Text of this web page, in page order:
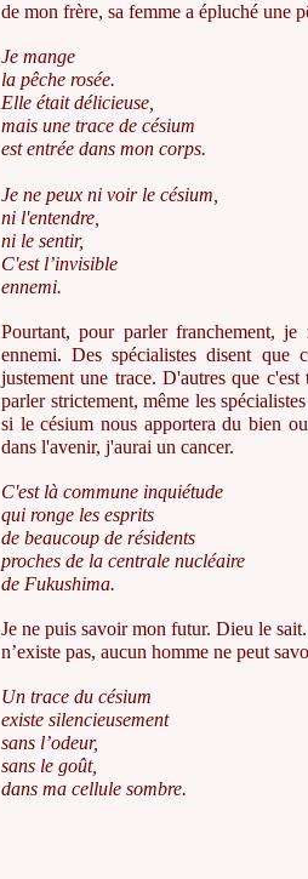
de mon frère, sa femme a épluché une
Je mange
la pêche rosée.
Elle était délicieuse,
mais une trace de césium
est entrée dans mon corps.
Je ne peux ni voir le césium,
ni l'entendre,
ni le sentir,
C'est l’invisible
ennemi.
Pourtant, pour parler franchement,
ennemi. Des spécialistes disent que
justement une trace. D'autres que
parler strictement, même les
si le césium nous apportera du bien
dans l'avenir, j'aurai un cancer.
C'est là commune inquiétude
qui ronge les esprits
de beaucoup de résidents
proches de la centrale nucléaire
de Fukushima.
Je ne puis savoir mon futur. Dieu le
n’existe pas, aucun homme ne peut
Un trace du césium
existe silencieusement
sans l’odeur,
sans le goût,
dans ma cellule sombre.